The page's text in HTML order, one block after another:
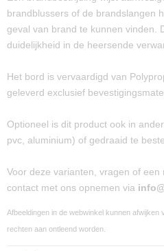
20 x 20 x 0 cm
brandblussers of de brandslangen
geval van brand te kunnen vinden.
duidelijkheid in de heersende
Het bord is vervaardigd van
geleverd exclusief
Optioneel is dit product ook in
pvc, aluminium) of gedraaid te
Voor deze varianten, vragen of
contact met ons opnemen via
Afbeeldingen in de webwinkel kunnen
rechten aan ontleend worden.